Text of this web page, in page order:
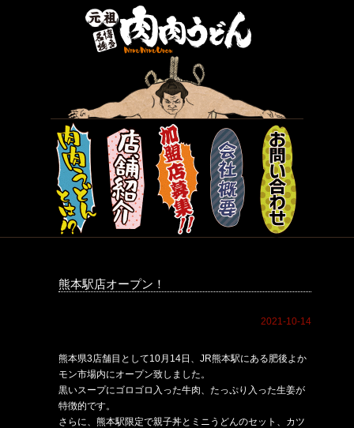
熊本駅店オープン！
2021-10-14
熊本県3店舗目として10月14日、JR熊本駅にある肥後よか
モン市場内にオープン致しました。
黒いスープにゴロゴロ入った牛肉、たっぷり入った生姜が
特徴的です。
さらに、熊本駅限定で親子丼とミニうどんのセット、カツ